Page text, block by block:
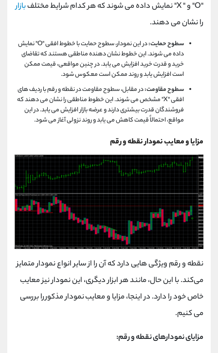
"O" و " X" نمایش داده می ‌شوند که هر کدام شرایط مختلف
بازار
را نشان می ‌دهند.
سطوح حمایت:
در این نمودار، سطوح حمایت با خطوط افقی "O" نمایش
داده می ‌شوند. این خطوط نشان دهنده مناطقی هستند که تقاضای
خرید و قدرت خرید افزایش می ‌یابد. در چنین مواقعی، قیمت ممکن
است افزایش یابد و روند ممکن است معکوس شود.
سطوح مقاومت:در مقابل، سطوح مقاومت در نقطه و رقم با ردیف ‌های
افقی "X" مشخص می ‌شوند. این خطوط مناطقی را نشان می ‌دهند که
فروشندگان قدرت بیشتری دارند و عرضه بازار افزایش می ‌یابد. در این
مواقع، احتمالاً قیمت کاهش می ‌یابد و روند نزولی آغاز می ‌شود.
مزایا و معایب نمودار نقطه و رقم
نقطه و رقم ویژگی ‌هایی دارد که آن را از سایر انواع نمودار متمایز
می‌کند. با این حال، مانند هر ابزار دیگری، این نمودار نیز معایب
خاص خود را دارد. در اینجا، مزایا و معایب نمودار مذکور را بررسی
می‌ کنیم.
مزایای نمودارهای نقطه و رقم: